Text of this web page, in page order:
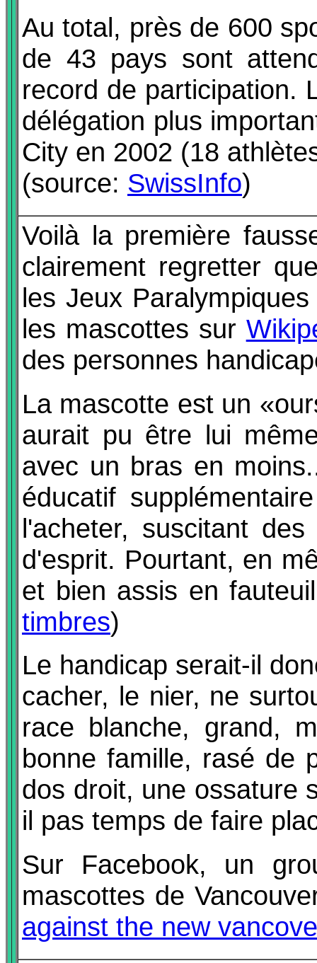
Au total, près de 600
de 43 pays sont
record de participation.
délégation plus
City en 2002 (18
(source: SwissInfo)
Voilà la première
clairement regretter
les Jeux
les mascottes sur
des personnes
La mascotte est un
aurait pu être lui
avec un bras en
éducatif
l'acheter, suscitant
d'esprit. Pourtant, en
et bien assis en
timbres)
Le handicap serait-il
cacher, le nier, ne
race blanche, grand,
bonne famille, rasé de
dos droit, une ossature
il pas temps de faire
Sur Facebook, un
mascottes de
against the new